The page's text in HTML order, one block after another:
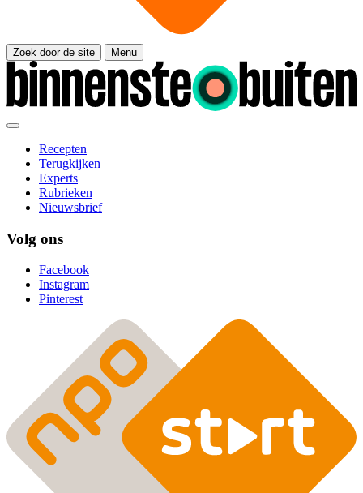
Zoek door de site Menu
Recepten
Terugkijken
Experts
Rubrieken
Nieuwsbrief
Volg ons
Facebook
Instagram
Pinterest